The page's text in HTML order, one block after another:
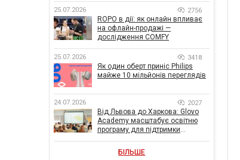
25.07.2026 2756
ROPO в дії: як онлайн впливає
на офлайн-продажі —
дослідження COMFY
25.07.2026 3418
Як один оберт приніс Philips
майже 10 мільйонів переглядів
24.07.2026 2027
Від Львова до Харкова: Glovo
Academy масштабує освітню
програму для підтримки
БІЛЬШЕ